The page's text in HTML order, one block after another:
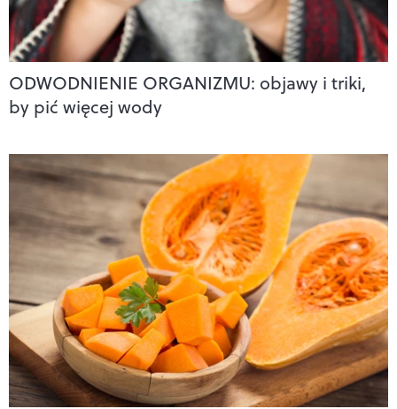
ODWODNIENIE ORGANIZMU: objawy i triki,
by pić więcej wody